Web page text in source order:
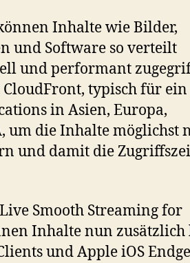
Inhalte wie Bilder,
und Software so verteilt
und performant
typisch für ein
in Asien, Europa,
um die Inhalte möglichst
und damit die
Smooth Streaming for
Inhalte nun zusätzlich
und Apple iOS